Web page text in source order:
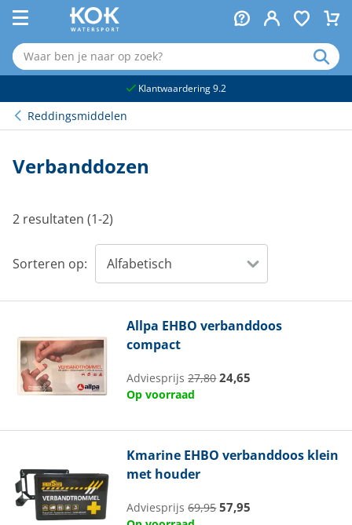
Klantwaardering 9.2
Reddingsmiddelen
Verbanddozen
2 resultaten (1-2)
Sorteren op:
Allpa EHBO verbanddoos
compact
Adviesprijs27,80 24,65
Op voorraad
Kmarine EHBO verbanddoos klein
met houder
Adviesprijs69,95 57,95